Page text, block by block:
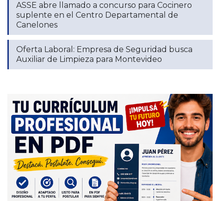
ASSE abre llamado a concurso para Cocinero
suplente en el Centro Departamental de
Canelones
Oferta Laboral: Empresa de Seguridad busca
Auxiliar de Limpieza para Montevideo